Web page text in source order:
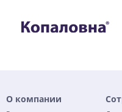
О компании